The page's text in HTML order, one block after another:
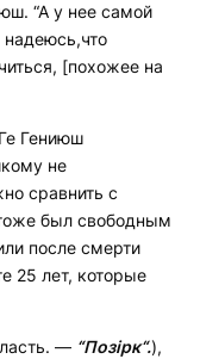
“А у нее самой
[похожее на
Гениюш
не
сравнить с
был свободным
после смерти
25 лет, которые
— “Позірк“.),